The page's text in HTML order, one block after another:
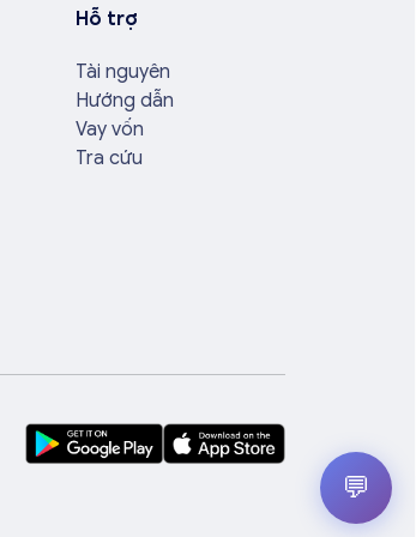
Hỗ trợ
Tài nguyên
Hướng dẫn
Vay vốn
Tra cứu
💬